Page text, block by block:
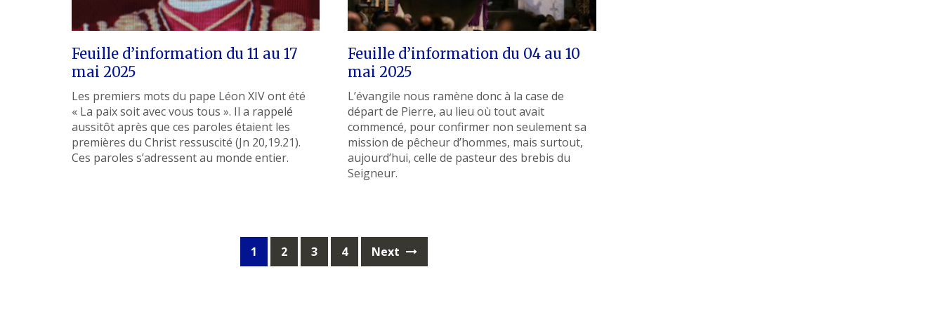
Feuille d’information du 11 au 17
mai 2025
Les premiers mots du pape Léon XIV ont été
« La paix soit avec vous tous ». Il a rappelé
aussitôt après que ces paroles étaient les
premières du Christ ressuscité (Jn 20,19.21).
Ces paroles s’adressent au monde entier.
Feuille d’information du 04 au 10
mai 2025
L’évangile nous ramène donc à la case de
départ de Pierre, au lieu où tout avait
commencé, pour confirmer non seulement sa
mission de pêcheur d’hommes, mais surtout,
aujourd’hui, celle de pasteur des brebis du
Seigneur.
1 2 3 4 Next